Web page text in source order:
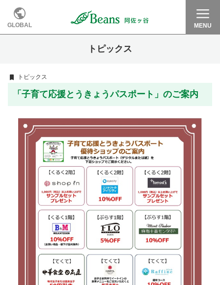
GLOBAL MENU
トピックス
トピックス
「子育て応援とうきょうパスポート」のご案内